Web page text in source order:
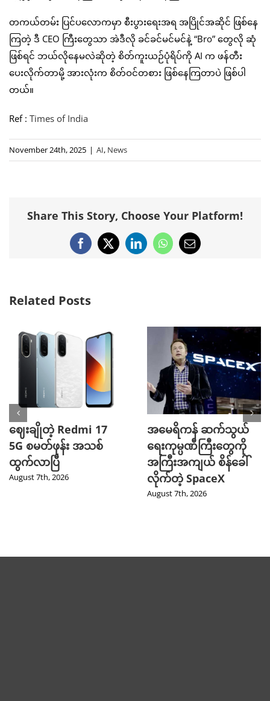
တကယ်တမ်း ပြင်ပလောကမှာ စီးပွားရေးအရ အပြိုင်အဆိုင် ဖြစ်နေ
ကြတဲ့ ဒီ CEO ကြီးတွေသာ အဲဒီလို ခင်ခင်မင်မင်နဲ့ “Bro” တွေလို ဆုံ
ဖြစ်ရင် ဘယ်လိုနေမလဲဆိုတဲ့ စိတ်ကူးယဉ်ပုံရိပ်ကို AI က ဖန်တီး
ပေးလိုက်တာမို့ အားလုံးက စိတ်ဝင်တစား ဖြစ်နေကြတာပဲ ဖြစ်ပါ
တယ်။
Ref : Times of India
November 24th, 2025 | AI, News
Share This Story, Choose Your Platform!
Facebook
X LinkedInWhatsApp
Email
Related Posts
ဈေးချိုတဲ့ Redmi 17
5G စမတ်ဖုန်း အသစ်
ထွက်လာပြီ
August 7th, 2026
အမေရိကန် ဆက်သွယ်
ရေးကုမ္ပဏီကြီးတွေကို
အကြီးအကျယ် စိန်ခေါ်
လိုက်တဲ့ SpaceX
August 7th, 2026